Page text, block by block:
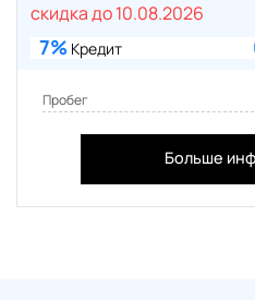
скидка до 10.08.2026
7% Кредит
Пробег
Больше